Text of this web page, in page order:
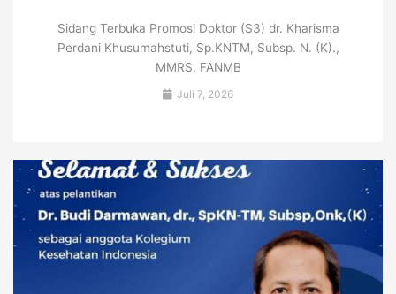
Sidang Terbuka Promosi Doktor (S3) dr. Kharisma
Perdani Khusumahstuti, Sp.KNTM, Subsp. N. (K).,
MMRS, FANMB
Juli 7, 2026